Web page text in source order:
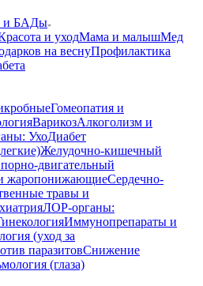
и БАДы
и уходМама и малышМед
на веснуПрофилактика
Гомеопатия и
ВарикозАлкоголизм и
УхоДиабет
Желудочно-кишечный
двигательный
жаропонижающиеСердечно-
травы и
ЛОР-органы:
Иммунопрепараты и
(уход за
паразитовСнижение
(глаза)